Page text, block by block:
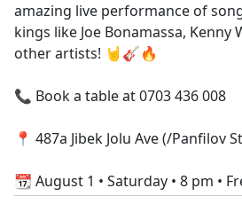
amazing live performance of
kings like Joe Bonamassa, Kenny
other artists! 🤘🎸🔥
📞 Book a table at 0703 436 008
📍 487a Jibek Jolu Ave (/Panfilov
📆 August 1 • Saturday • 8 pm •